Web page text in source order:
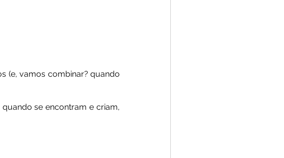
(e, vamos combinar? quando
se encontram e criam,